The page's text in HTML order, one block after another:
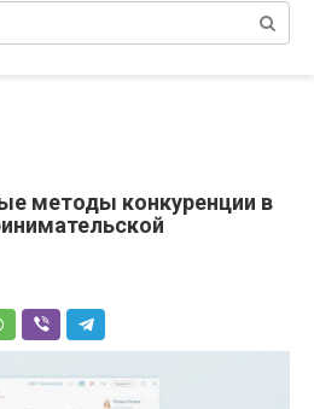
методы конкуренции в